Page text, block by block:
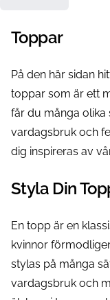
Toppar
På den här sidan
toppar som är ett
får du många
vardagsbruk och
dig inspireras av
Styla Din
En topp är en
kvinnor
stylas på många
vardagsbruk och